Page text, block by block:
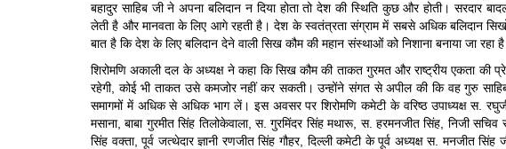
बहादुर साहिब जी ने अपना बलिदान न दिया होता तो देश की स्थिति कुछ और होती। सरदार
लेती है और मानवता के लिए आगे रहती है। देश के स्वतंत्रता संग्राम में सबसे अधिक बलिदान
बात है कि देश के लिए बलिदान देने वाली सिख कौम की महान संस्थाओं को निशाना बनाया जा रहा
शिरोमणि अकाली दल के अध्यक्ष ने कहा कि सिख कौम की ताकत गुरमत और राष्ट्रीय एकता की
रहेगी, कोई भी ताकत उसे कमजोर नहीं कर सकती। उन्होंने संगत से अपील की कि वह गुरु साहिब
समागमों में अधिक से अधिक भाग लें। इस अवसर पर शिरोमणि कमेटी के वरिष्ठ उपाध्यक्ष स.
मसाना, बाबा गुरमीत सिंह तिलोकेवाला, स. गुरमिंदर सिंह मथारू, स. हरमनजीत सिंह, निजी
सिंह वक्ता, पूर्व जत्थेदार ज्ञानी रणजीत सिंह गौहर, दिल्ली कमेटी के पूर्व अध्यक्ष स. मनजीत